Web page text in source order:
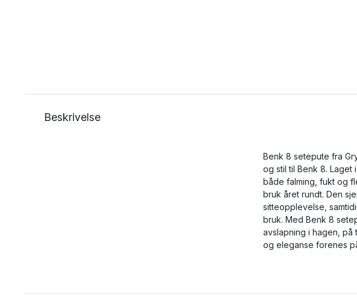
Beskrivelse
Benk 8 setepute fra
og stil til Benk 8. Laget
både falming, fukt og
bruk året rundt. Den
sitteopplevelse,
bruk. Med Benk 8
avslapning i hagen,
og eleganse forenes